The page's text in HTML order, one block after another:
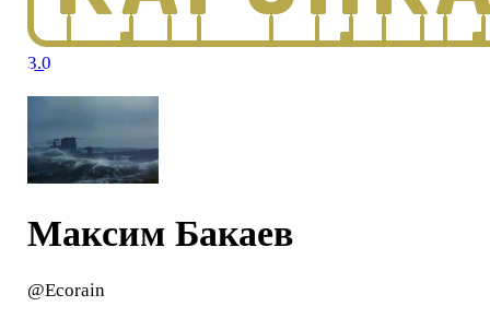
3.0
Максим Бакаев
@Ecorain